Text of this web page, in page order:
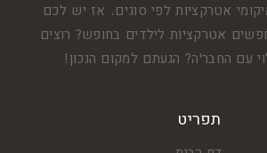
אטרקציות לפי סוגים. אז יש לכם
אטרקציות לילדים בחופש? רוצים
עם החבר'ה? הגעתם למקום הנכון!
תפריט